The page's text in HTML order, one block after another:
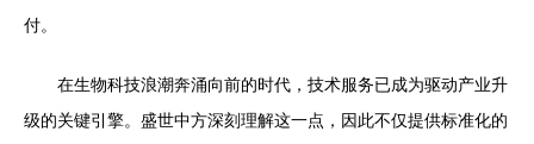
付。
在生物科技浪潮奔涌向前的时代，技术服务已成为驱动产业升
级的关键引擎。盛世中方深刻理解这一点，因此不仅提供标准化的